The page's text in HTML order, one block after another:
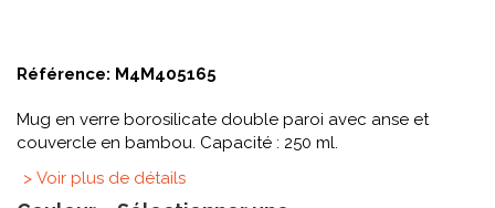
Référence: M4M405165
Mug en verre borosilicate double paroi avec anse et
couvercle en bambou. Capacité : 250 ml.
> Voir plus de détails